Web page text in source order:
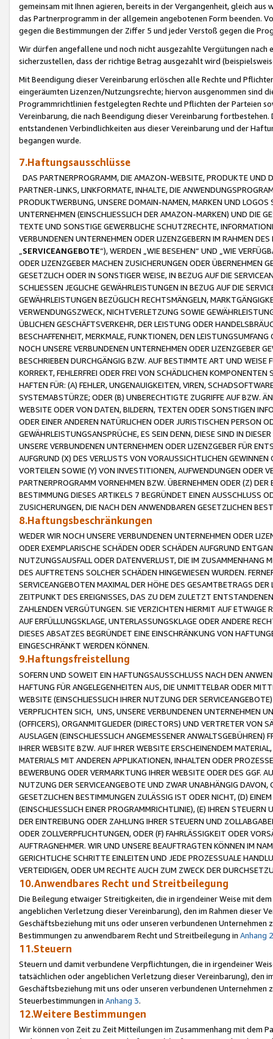
gemeinsam mit Ihnen agieren, bereits in der Vergangenheit, gleich
das Partnerprogramm in der allgemein angebotenen Form beenden.
gegen die Bestimmungen der Ziffer 5 und jeder Verstoß gegen die
Wir dürfen angefallene und noch nicht ausgezahlte Vergütungen
sicherzustellen, dass der richtige Betrag ausgezahlt wird
Mit Beendigung dieser Vereinbarung erlöschen alle Rechte und
eingeräumten Lizenzen/Nutzungsrechte; hiervon ausgenommen sind
Programmrichtlinien festgelegten Rechte und Pflichten der Parteien
Vereinbarung, die nach Beendigung dieser Vereinbarung
entstandenen Verbindlichkeiten aus dieser Vereinbarung und der
begangen wurde.
7.Haftungsausschlüsse
DAS PARTNERPROGRAMM, DIE AMAZON-WEBSITE, PRODUKTE UND
PARTNER-LINKS, LINKFORMATE, INHALTE, DIE
PRODUKTWERBUNG, UNSERE DOMAIN-NAMEN, MARKEN UND
UNTERNEHMEN (EINSCHLIESSLICH DER AMAZON-MARKEN) UND DIE
TEXTE UND SONSTIGE GEWERBLICHE SCHUTZRECHTE,
VERBUNDENEN UNTERNEHMEN ODER LIZENZGEBERN IM RAHMEN
SERVICEANGEBOTE“), WERDEN „WIE BESEHEN“ UND „WIE
ODER LIZENZGEBER MACHEN ZUSICHERUNGEN ODER ÜBERNEHMEN
GESETZLICH ODER IN SONSTIGER WEISE, IN BEZUG AUF DIE
SCHLIESSEN JEGLICHE GEWÄHRLEISTUNGEN IN BEZUG AUF DIE
GEWÄHRLEISTUNGEN BEZÜGLICH RECHTSMÄNGELN,
VERWENDUNGSZWECK, NICHTVERLETZUNG SOWIE
ÜBLICHEN GESCHÄFTSVERKEHR, DER LEISTUNG ODER
BESCHAFFENHEIT, MERKMALE, FUNKTIONEN, DEN
NOCH UNSERE VERBUNDENEN UNTERNEHMEN ODER LIZENZGEBER
BESCHRIEBEN DURCHGÄNGIG BZW. AUF BESTIMMTE ART UND
KORREKT, FEHLERFREI ODER FREI VON SCHÄDLICHEN
HAFTEN FÜR: (A) FEHLER, UNGENAUIGKEITEN, VIREN,
SYSTEMABSTÜRZE; ODER (B) UNBERECHTIGTE ZUGRIFFE AUF BZW.
WEBSITE ODER VON DATEN, BILDERN, TEXTEN ODER SONSTIGEN
ODER EINER ANDEREN NATÜRLICHEN ODER JURISTISCHEN PERSON
GEWÄHRLEISTUNGSANSPRÜCHE, ES SEIN DENN, DIESE SIND IN
UNSERE VERBUNDENEN UNTERNEHMEN ODER LIZENZGEBER FÜR
AUFGRUND (X) DES VERLUSTS VON VORAUSSICHTLICHEN
VORTEILEN SOWIE (Y) VON INVESTITIONEN, AUFWENDUNGEN ODER
PARTNERPROGRAMM VORNEHMEN BZW. ÜBERNEHMEN ODER (Z)
BESTIMMUNG DIESES ARTIKELS 7 BEGRÜNDET EINEN AUSSCHLUSS
ZUSICHERUNGEN, DIE NACH DEN ANWENDBAREN GESETZLICHEN
8.Haftungsbeschränkungen
WEDER WIR NOCH UNSERE VERBUNDENEN UNTERNEHMEN ODER
ODER EXEMPLARISCHE SCHÄDEN ODER SCHÄDEN AUFGRUND
NUTZUNGSAUSFALL ODER DATENVERLUST, DIE IM ZUSAMMENHANG
DES AUFTRETENS SOLCHER SCHÄDEN HINGEWIESEN WURDEN.
SERVICEANGEBOTEN MAXIMAL DER HÖHE DES GESAMTBETRAGS
ZEITPUNKT DES EREIGNISSES, DAS ZU DEM ZULETZT
ZAHLENDEN VERGÜTUNGEN. SIE VERZICHTEN HIERMIT AUF
AUF ERFÜLLUNGSKLAGE, UNTERLASSUNGSKLAGE ODER ANDERE
DIESES ABSATZES BEGRÜNDET EINE EINSCHRÄNKUNG VON
EINGESCHRÄNKT WERDEN KÖNNEN.
9.Haftungsfreistellung
SOFERN UND SOWEIT EIN HAFTUNGSAUSSCHLUSS NACH DEN
HAFTUNG FÜR ANGELEGENHEITEN AUS, DIE UNMITTELBAR ODER
WEBSITE (EINSCHLIESSLICH IHRER NUTZUNG DER
VERPFLICHTEN SICH, UNS, UNSERE VERBUNDENEN UNTERNEHMEN
(OFFICERS), ORGANMITGLIEDER (DIRECTORS) UND VERTRETER VON
AUSLAGEN (EINSCHLIESSLICH ANGEMESSENER
IHRER WEBSITE BZW. AUF IHRER WEBSITE ERSCHEINENDEM
MATERIALS MIT ANDEREN APPLIKATIONEN, INHALTEN ODER
BEWERBUNG ODER VERMARKTUNG IHRER WEBSITE ODER DES GGF.
NUTZUNG DER SERVICEANGEBOTE UND ZWAR UNABHÄNGIG
GESETZLICHEN BESTIMMUNGEN ZULÄSSIG IST ODER NICHT, (D)
(EINSCHLIESSLICH EINER PROGRAMMRICHTLINIE), (E) IHREN
DER EINTREIBUNG ODER ZAHLUNG IHRER STEUERN UND
ODER ZOLLVERPFLICHTUNGEN, ODER (F) FAHRLÄSSIGKEIT ODER
AUFTRAGNEHMER. WIR UND UNSERE BEAUFTRAGTEN KÖNNEN IM
GERICHTLICHE SCHRITTE EINLEITEN UND JEDE PROZESSUALE
VERTEIDIGEN, ODER UM RECHTE AUCH ZUM ZWECK DER
10.Anwendbares Recht und Streitbeilegung
Die Beilegung etwaiger Streitigkeiten, die in irgendeiner Weise mit
angeblichen Verletzung dieser Vereinbarung), den im Rahmen dieser
Geschäftsbeziehung mit uns oder unseren verbundenen
Bestimmungen zu anwendbarem Recht und Streitbeilegung in Anhang 2
11.Steuern
Steuern und damit verbundene Verpflichtungen, die in irgendeiner
tatsächlichen oder angeblichen Verletzung dieser Vereinbarung), den
Geschäftsbeziehung mit uns oder unseren verbundenen
Steuerbestimmungen in Anhang 3.
12.Weitere Bestimmungen
Wir können von Zeit zu Zeit Mitteilungen im Zusammenhang mit dem